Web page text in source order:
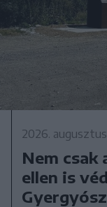
2026.
Nem csak
ellen is